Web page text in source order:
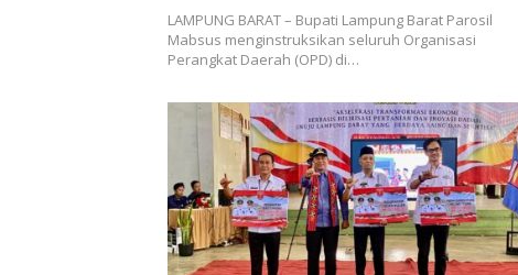
LAMPUNG BARAT – Bupati Lampung Barat Parosil
Mabsus menginstruksikan seluruh Organisasi
Perangkat Daerah (OPD) di…